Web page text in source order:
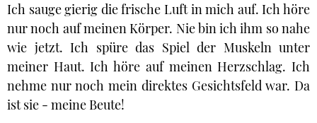
Ich sauge gierig die frische Luft in mich auf. Ich höre
nur noch auf meinen Körper. Nie bin ich ihm so nahe
wie jetzt. Ich spüre das Spiel der Muskeln unter
meiner Haut. Ich höre auf meinen Herzschlag. Ich
nehme nur noch mein direktes Gesichtsfeld war. Da
ist sie - meine Beute!